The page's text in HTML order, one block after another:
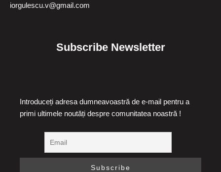
iorgulescu.v@gmail.com
Subscribe Newsletter
Introduceți adresa dumneavoastră de e-mail pentru a
primi ultimele noutăți despre comunitatea noastră !